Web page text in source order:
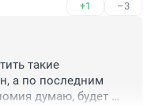
+1 –3
такие
а по последним
думаю, будет